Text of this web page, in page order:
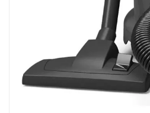
Équipement cuisine pro
PROMOTION